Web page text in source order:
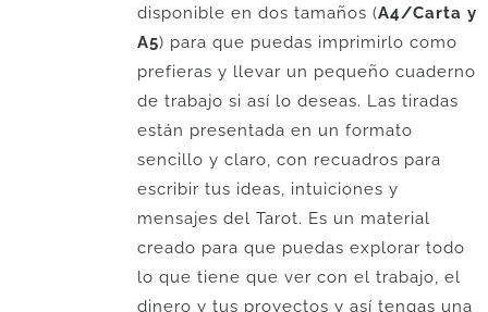
disponible en dos tamaños (A4/Carta y
A5) para que puedas imprimirlo como
prefieras y llevar un pequeño cuaderno
de trabajo si así lo deseas. Las tiradas
están presentada en un formato
sencillo y claro, con recuadros para
escribir tus ideas, intuiciones y
mensajes del Tarot. Es un material
creado para que puedas explorar todo
lo que tiene que ver con el trabajo, el
dinero y tus proyectos y así tengas una